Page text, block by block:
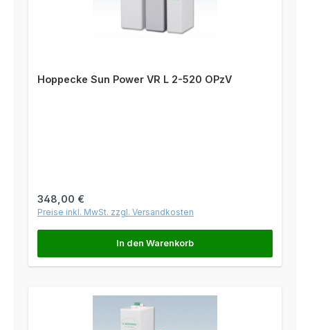
Hoppecke Sun Power VR L 2-520 OPzV
Regulärer Preis:
348,00 €
Preise inkl. MwSt. zzgl. Versandkosten
In den Warenkorb